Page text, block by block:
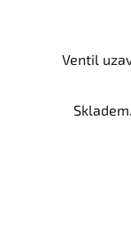
Ventil